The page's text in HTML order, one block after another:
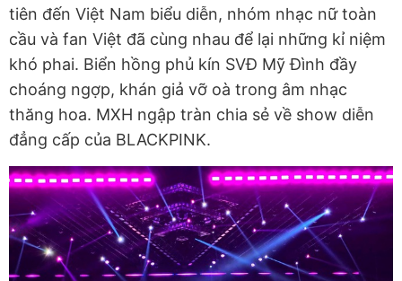
tiên đến Việt Nam biểu diễn, nhóm nhạc nữ toàn
cầu và fan Việt đã cùng nhau để lại những kỉ niệm
khó phai. Biển hồng phủ kín SVĐ Mỹ Đình đầy
choáng ngợp, khán giả vỡ oà trong âm nhạc
thăng hoa. MXH ngập tràn chia sẻ về show diễn
đẳng cấp của BLACKPINK.